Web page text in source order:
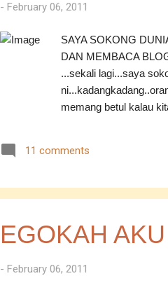
- February 06, 2011
SAYA SOKONG
DAN MEMBACA
...sekali lagi...saya
memang betul kalau
menulis...tak untuk
sesuatu yang lebih
teringin nak bagi
11 comments
EGOKAH AKU
- February 06, 2011